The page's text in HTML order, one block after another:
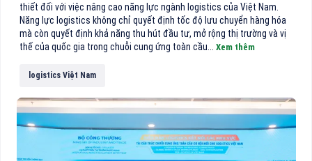
thiết đối với việc nâng cao năng lực ngành logistics của Việt Nam.
Năng lực logistics không chỉ quyết định tốc độ lưu chuyển hàng hóa
mà còn quyết định khả năng thu hút đầu tư, mở rộng thị trường và vị
thế của quốc gia trong chuỗi cung ứng toàn cầu... Xem thêm
logistics Việt Nam